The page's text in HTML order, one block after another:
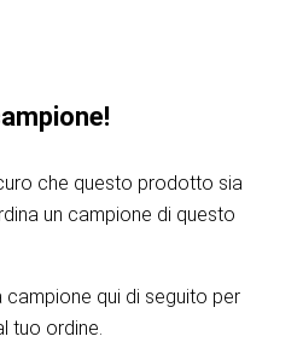
che questo prodotto sia
un campione di questo
campione qui di seguito per
tuo ordine.